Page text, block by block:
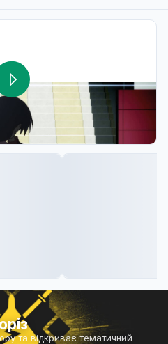
та відкриває тематичний